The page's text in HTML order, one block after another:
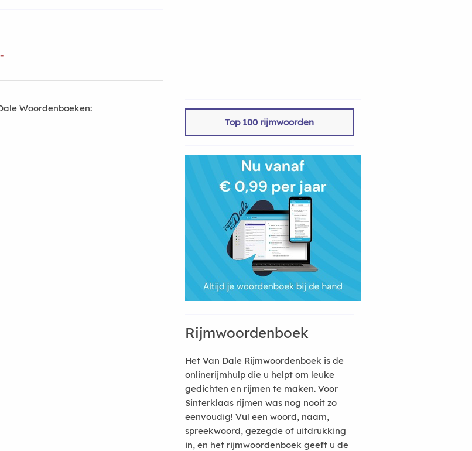
Woordenboeken:
Top 100 rijmwoorden
Rijmwoordenboek
Het Van Dale Rijmwoordenboek is de
onlinerijmhulp die u helpt om leuke
gedichten en rijmen te maken. Voor
Sinterklaas rijmen was nog nooit zo
eenvoudig! Vul een woord, naam,
spreekwoord, gezegde of uitdrukking
in, en het rijmwoordenboek geeft u de